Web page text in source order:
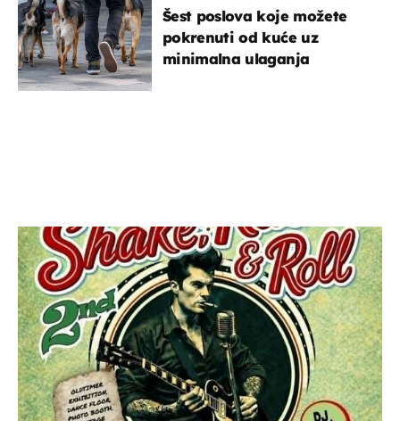
Šest poslova koje možete
pokrenuti od kuće uz
minimalna ulaganja